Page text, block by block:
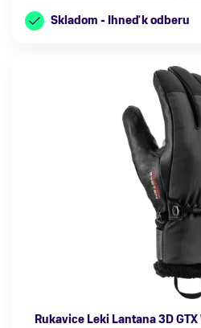
Skladom - Ihneď k odberu
Rukavice Leki Lantana 3D